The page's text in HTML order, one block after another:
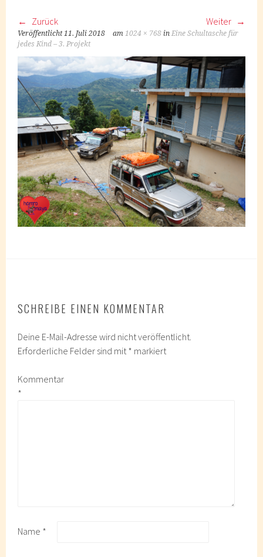
Zurück Weiter
Veröffentlicht11. Juli 2018 am1024 × 768 inEine Schultasche für
jedes Kind – 3. Projekt
SCHREIBE EINEN KOMMENTAR
Deine E-Mail-Adresse wird nicht veröffentlicht.
Erforderliche Felder sind mit* markiert
Kommentar
*
Name *